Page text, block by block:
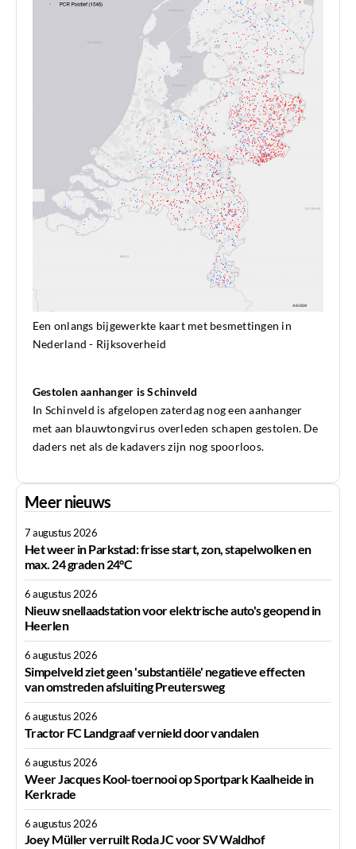
Een onlangs bijgewerkte kaart met besmettingen in
Nederland - Rijksoverheid
Gestolen aanhanger is Schinveld
In Schinveld is afgelopen zaterdag nog een aanhanger
met aan blauwtongvirus overleden schapen gestolen. De
daders net als de kadavers zijn nog spoorloos.
Meer nieuws
7 augustus 2026
Het weer in Parkstad: frisse start, zon, stapelwolken en
max. 24 graden 24°C
6 augustus 2026
Nieuw snellaadstation voor elektrische auto's geopend in
Heerlen
6 augustus 2026
Simpelveld ziet geen 'substantiële' negatieve effecten
van omstreden afsluiting Preutersweg
6 augustus 2026
Tractor FC Landgraaf vernield door vandalen
6 augustus 2026
Weer Jacques Kool-toernooi op Sportpark Kaalheide in
Kerkrade
6 augustus 2026
Joey Müller verruilt Roda JC voor SV Waldhof